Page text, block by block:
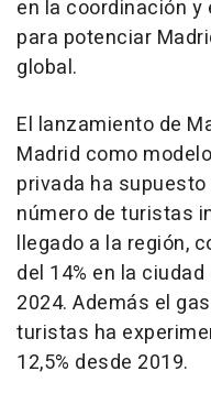
en la coordinación
para potenciar
global.
El lanzamiento de
Madrid como
privada ha
número de turistas
llegado a la región,
del 14% en la
2024. Además el
turistas ha
12,5% desde 2019.